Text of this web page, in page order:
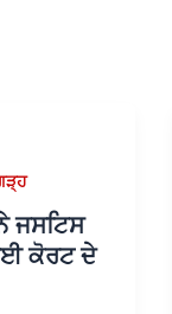
ਜਸਟਿਸ
ਕੋਰਟ ਦੇ